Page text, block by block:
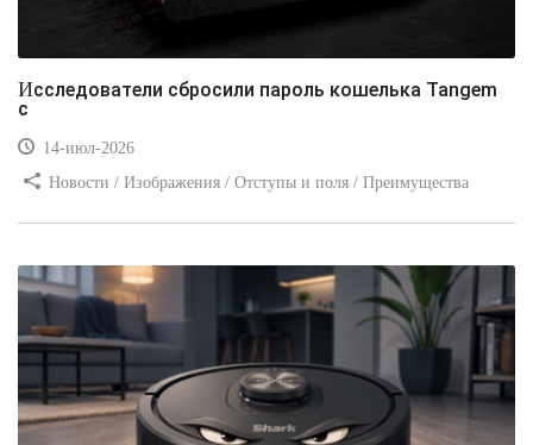
Исследователи сбросили пароль кошелька Tangem
с
14-июл-2026
Новости / Изображения / Отступы и поля / Преимущества